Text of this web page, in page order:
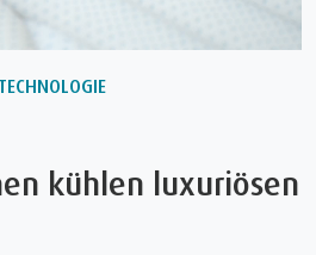
kühlen luxuriösen